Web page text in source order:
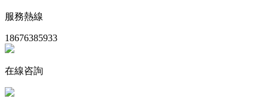
服務熱線
18676385933
在線咨詢